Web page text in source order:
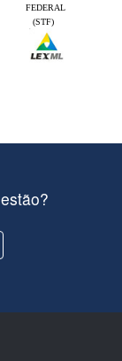
FEDERAL
(STF)